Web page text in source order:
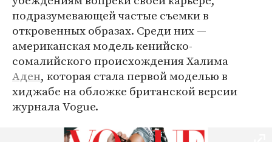
подразумевающей частые съемки в
откровенных образах. Среди них —
американская модель кенийско-
сомалийского происхождения Халима
Аден, которая стала первой моделью в
хиджабе на обложке британской версии
журнала Vogue.